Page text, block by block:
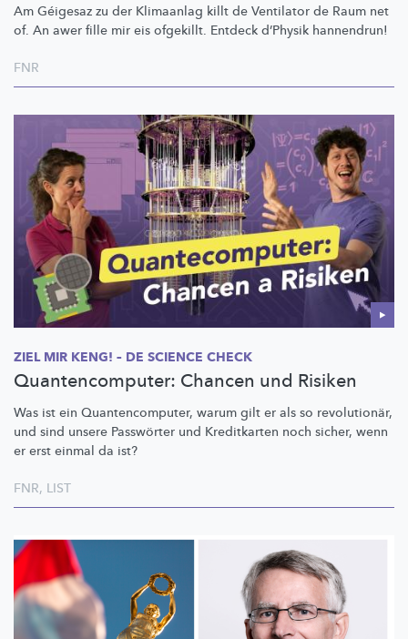
Am Géigesaz zu der Klimaanlag killt de Ventilator de Raum net
of. An awer fille mir eis ofgekillt. Entdeck d’Physik hannendrun!
FNR
ZIEL MIR KENG! – DE SCIENCE CHECK
Quantencomputer: Chancen und Risiken
Was ist ein Quantencomputer, warum gilt er als so revolutionär,
und sind unsere Passwörter und Kreditkarten noch sicher, wenn
er erst einmal da ist?
FNR, LIST